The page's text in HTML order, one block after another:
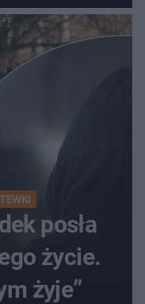
posła
życie.
żyje”